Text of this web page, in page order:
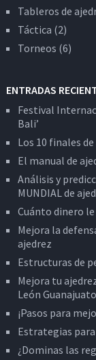
Tableros de
Táctica (2)
Torneos (6)
ENTRADAS
Festival
Bali’
Los 10 finales
El manual de
Análisis y
MUNDIAL de
Cuánto dinero
Mejora la
ajedrez
Estructuras de
Mejora tu
León
¡Pasos para
Estrategias
¿Dominas las